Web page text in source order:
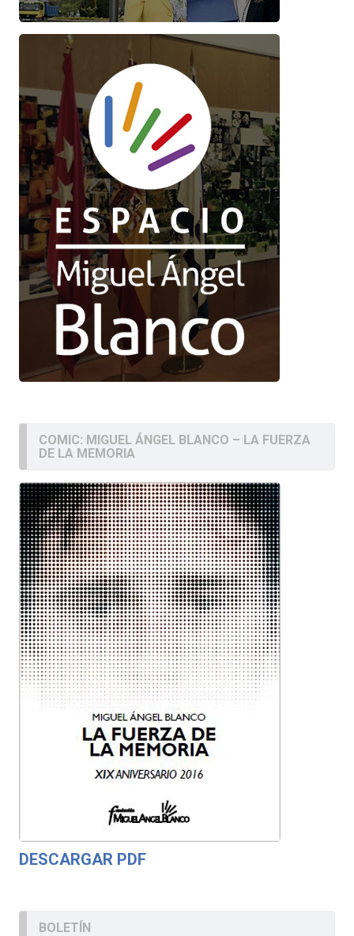
COMIC: MIGUEL ÁNGEL BLANCO – LA FUERZA
DE LA MEMORIA
DESCARGAR PDF
BOLETÍN